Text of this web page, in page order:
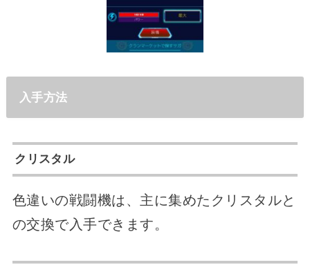
入手方法
クリスタル
色違いの戦闘機は、主に集めたクリスタルと
の交換で入手できます。